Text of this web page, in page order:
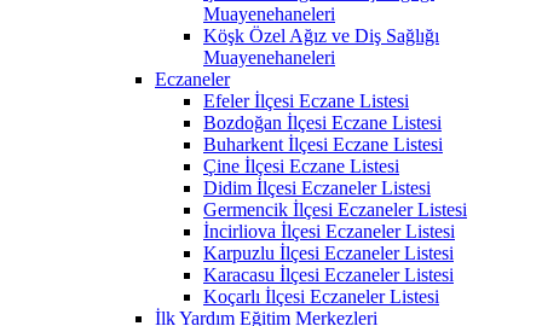
Muayenehaneleri
Köşk Özel Ağız ve Diş Sağlığı
Muayenehaneleri
Eczaneler
Efeler İlçesi Eczane Listesi
Bozdoğan İlçesi Eczane Listesi
Buharkent İlçesi Eczane Listesi
Çine İlçesi Eczane Listesi
Didim İlçesi Eczaneler Listesi
Germencik İlçesi Eczaneler Listesi
İncirliova İlçesi Eczaneler Listesi
Karpuzlu İlçesi Eczaneler Listesi
Karacasu İlçesi Eczaneler Listesi
Koçarlı İlçesi Eczaneler Listesi
İlk Yardım Eğitim Merkezleri